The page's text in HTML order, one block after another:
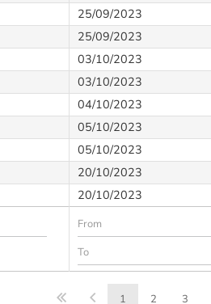
25/09/2023
25/09/2023
03/10/2023
03/10/2023
04/10/2023
05/10/2023
05/10/2023
20/10/2023
20/10/2023
1 2 3